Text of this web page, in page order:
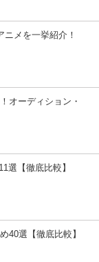
ニメを一挙紹介！
オーディション・
選【徹底比較】
40選【徹底比較】